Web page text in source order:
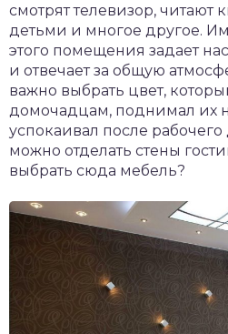
смотрят телевизор, читают
детьми и многое другое.
этого помещения задает
и отвечает за общую
важно выбрать цвет,
домочадцам, поднимал их
успокаивал после
можно отделать стены
выбрать сюда мебель?